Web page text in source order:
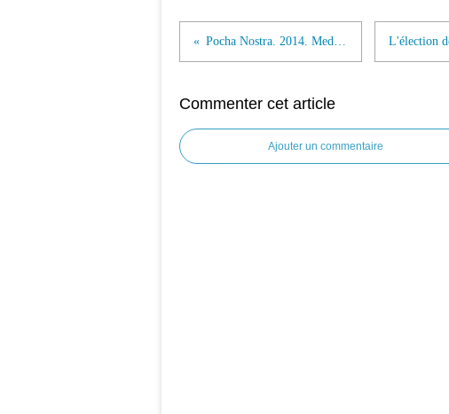
Pocha Nostra. 2014. Medina Hu & Peter Kulchinsky
Commenter cet article
Ajouter un commentaire